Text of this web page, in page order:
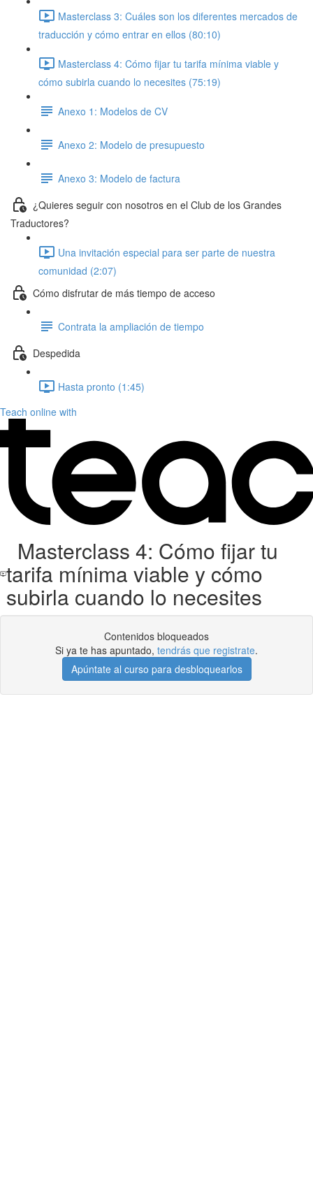
Masterclass 3: Cuáles son los diferentes mercados de
traducción y cómo entrar en ellos (80:10)
Masterclass 4: Cómo fijar tu tarifa mínima viable y
cómo subirla cuando lo necesites (75:19)
Anexo 1: Modelos de CV
Anexo 2: Modelo de presupuesto
Anexo 3: Modelo de factura
¿Quieres seguir con nosotros en el Club de los Grandes
Traductores?
Una invitación especial para ser parte de nuestra
comunidad (2:07)
Cómo disfrutar de más tiempo de acceso
Contrata la ampliación de tiempo
Despedida
Hasta pronto (1:45)
Teach online with
Masterclass 4: Cómo fijar tu
tarifa mínima viable y cómo
subirla cuando lo necesites
Contenidos bloqueados
Si ya te has apuntado, tendrás que registrate.
Apúntate al curso para desbloquearlos